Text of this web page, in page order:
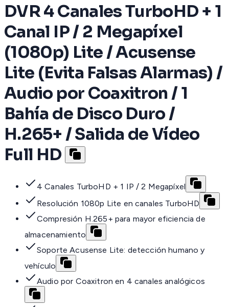
DVR 4 Canales TurboHD + 1
Canal IP / 2 Megapíxel
(1080p) Lite / Acusense
Lite (Evita Falsas Alarmas) /
Audio por Coaxitron / 1
Bahía de Disco Duro /
H.265+ / Salida de Vídeo
Full HD
4 Canales TurboHD + 1 IP / 2 Megapíxel
Resolución 1080p Lite en canales TurboHD
Compresión H.265+ para mayor eficiencia de
almacenamiento
Soporte Acusense Lite: detección humano y
vehículo
Audio por Coaxitron en 4 canales analógicos